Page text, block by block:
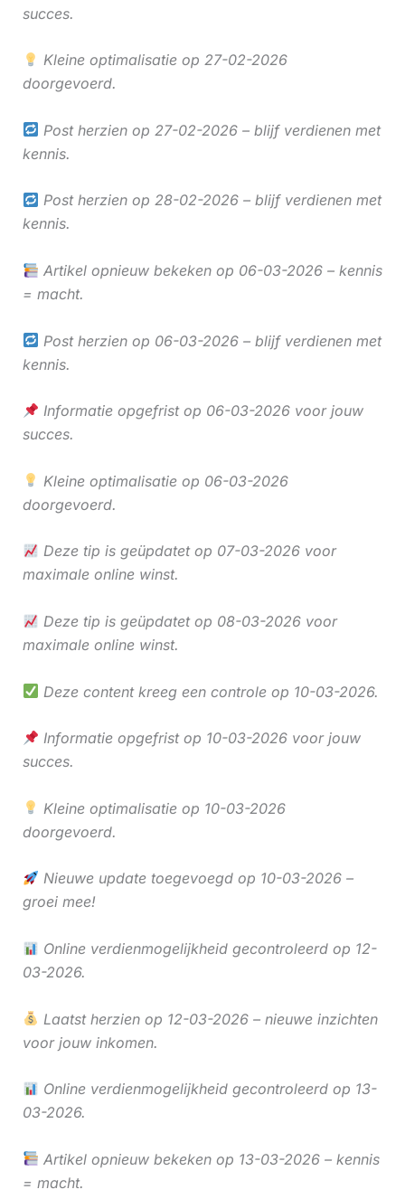
succes.
Kleine optimalisatie op 27-02-2026
doorgevoerd.
Post herzien op 27-02-2026 – blijf verdienen met
kennis.
Post herzien op 28-02-2026 – blijf verdienen met
kennis.
Artikel opnieuw bekeken op 06-03-2026 – kennis
= macht.
Post herzien op 06-03-2026 – blijf verdienen met
kennis.
Informatie opgefrist op 06-03-2026 voor jouw
succes.
Kleine optimalisatie op 06-03-2026
doorgevoerd.
Deze tip is geüpdatet op 07-03-2026 voor
maximale online winst.
Deze tip is geüpdatet op 08-03-2026 voor
maximale online winst.
Deze content kreeg een controle op 10-03-2026.
Informatie opgefrist op 10-03-2026 voor jouw
succes.
Kleine optimalisatie op 10-03-2026
doorgevoerd.
Nieuwe update toegevoegd op 10-03-2026 –
groei mee!
Online verdienmogelijkheid gecontroleerd op 12-
03-2026.
Laatst herzien op 12-03-2026 – nieuwe inzichten
voor jouw inkomen.
Online verdienmogelijkheid gecontroleerd op 13-
03-2026.
Artikel opnieuw bekeken op 13-03-2026 – kennis
= macht.